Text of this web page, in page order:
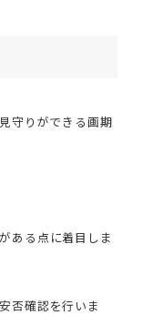
守りができる画期
ある点に着目しま
否確認を行いま